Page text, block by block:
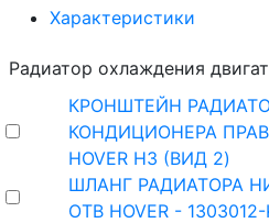
Характеристики
Радиатор охлаждения
КРОНШТЕЙН
КОНДИЦИОНЕРА
HOVER H3 (ВИД 2)
ШЛАНГ РАДИАТОРА
ОТВ HOVER -